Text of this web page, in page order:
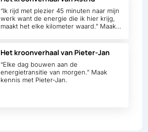
“Ik rijd met plezier 45 minuten naar mijn
werk want de energie die ik hier krijg,
maakt het elke kilometer waard.” Maak
Het kroonverhaal van Pieter-Jan
“Elke dag bouwen aan de
energietransitie van morgen.” Maak
kennis met Pieter-Jan.